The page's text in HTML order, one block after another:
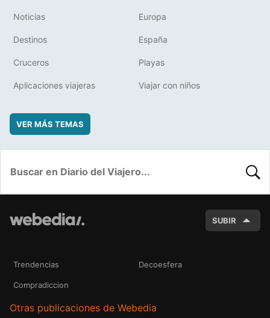
Noticias Europa
Destinos España
Cruceros Playas
Aplicaciones viajeras Viajar con niños
VER MÁS TEMAS
SUBIR
Trendencias Decoesfera
Compradiccion
Otras publicaciones de Webedia